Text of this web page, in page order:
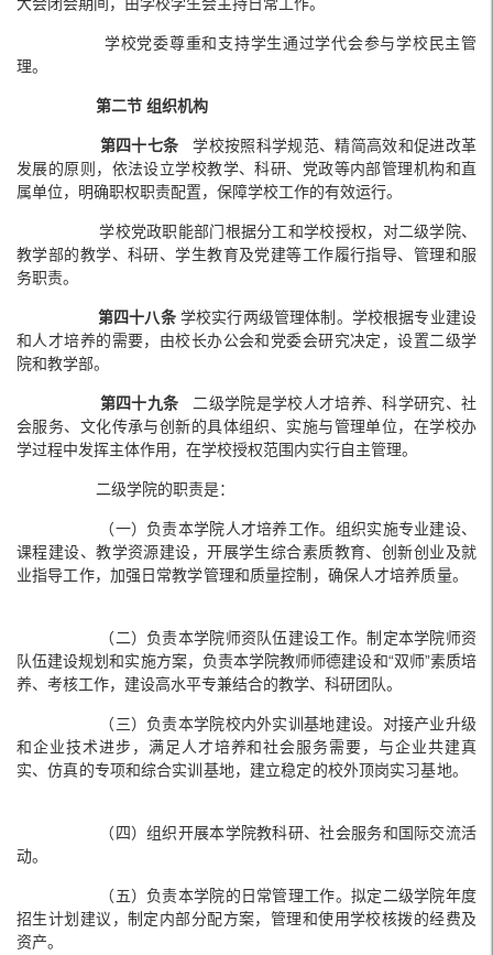
学校党委尊重和支持学生通过学代会参与学校民主管
理。
第二节 组织机构
第四十七条 学校按照科学规范、精简高效和促进改革
发展的原则，依法设立学校教学、科研、党政等内部管理机构和直
属单位，明确职权职责配置，保障学校工作的有效运行。
学校党政职能部门根据分工和学校授权，对二级学院、
教学部的教学、科研、学生教育及党建等工作履行指导、管理和服
务职责。
第四十八条学校实行两级管理体制。学校根据专业建设
和人才培养的需要，由校长办公会和党委会研究决定，设置二级学
院和教学部。
第四十九条 二级学院是学校人才培养、科学研究、社
会服务、文化传承与创新的具体组织、实施与管理单位，在学校办
学过程中发挥主体作用，在学校授权范围内实行自主管理。
二级学院的职责是：
（一）负责本学院人才培养工作。组织实施专业建设、
课程建设、教学资源建设，开展学生综合素质教育、创新创业及就
业指导工作，加强日常教学管理和质量控制，确保人才培养质量。
（二）负责本学院师资队伍建设工作。制定本学院师资
队伍建设规划和实施方案，负责本学院教师师德建设和“双师”素质培
养、考核工作，建设高水平专兼结合的教学、科研团队。
（三）负责本学院校内外实训基地建设。对接产业升级
和企业技术进步，满足人才培养和社会服务需要，与企业共建真
实、仿真的专项和综合实训基地，建立稳定的校外顶岗实习基地。
（四）组织开展本学院教科研、社会服务和国际交流活
动。
（五）负责本学院的日常管理工作。拟定二级学院年度
招生计划建议，制定内部分配方案，管理和使用学校核拨的经费及
资产。